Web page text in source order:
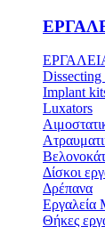
Dissecting
Implant
Luxators
Δίσκοι
Δρέπανα
Εργαλεία
Θήκες